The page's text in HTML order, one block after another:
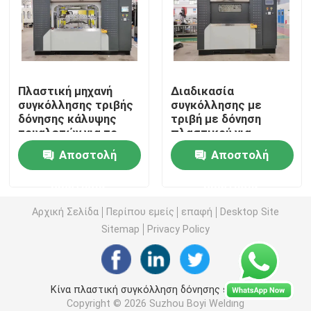
Εξοπλισμός συγκόλλησης καυτών πιάτων
Μηχανή στοίχισης θερμότητας
Μηχανή συγκόλλησης Hot Riveting
Μηχανή συγκόλλησης με τριβή κραδασμών
Υπερηχητική συγκόλληση αυτοκίνητη
Punching μηχανή συγκόλλησης
Πλαστική μηχανή
συγκόλλησης τριβής
δόνησης κάλυψης
τουαλετών για το
θερμαντικό σώμα
αυτοκινήτωνΑποστολή
Διαδικασία
συγκόλλησης με
τριβή με δόνηση
πλαστικού για
ντουλαπάκι
αυτοκινήτουΑποστολή
Αρχική Σελίδα Περίπου εμείς επαφή
Desktop Site
Sitemap
Privacy Policy
Κίνα πλαστική συγκόλληση δόνησης supplier.
Copyright © 2026 Suzhou Boyi Welding